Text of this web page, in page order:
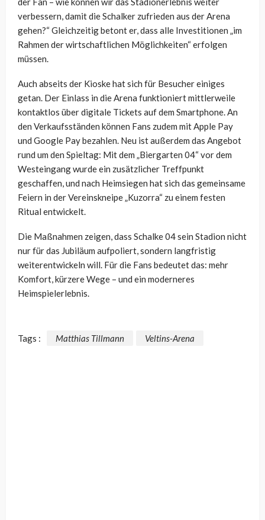
verbessern, damit die Schalker zufrieden aus der Arena
gehen?“ Gleichzeitig betont er, dass alle Investitionen „im
Rahmen der wirtschaftlichen Möglichkeiten“ erfolgen
müssen.
Auch abseits der Kioske hat sich für Besucher einiges
getan. Der Einlass in die Arena funktioniert mittlerweile
kontaktlos über digitale Tickets auf dem Smartphone. An
den Verkaufsständen können Fans zudem mit Apple Pay
und Google Pay bezahlen. Neu ist außerdem das Angebot
rund um den Spieltag: Mit dem „Biergarten 04“ vor dem
Westeingang wurde ein zusätzlicher Treffpunkt
geschaffen, und nach Heimsiegen hat sich das gemeinsame
Feiern in der Vereinskneipe „Kuzorra“ zu einem festen
Ritual entwickelt.
Die Maßnahmen zeigen, dass Schalke 04 sein Stadion nicht
nur für das Jubiläum aufpoliert, sondern langfristig
weiterentwickeln will. Für die Fans bedeutet das: mehr
Komfort, kürzere Wege – und ein moderneres
Heimspielerlebnis.
Tags : Matthias Tillmann Veltins-Arena